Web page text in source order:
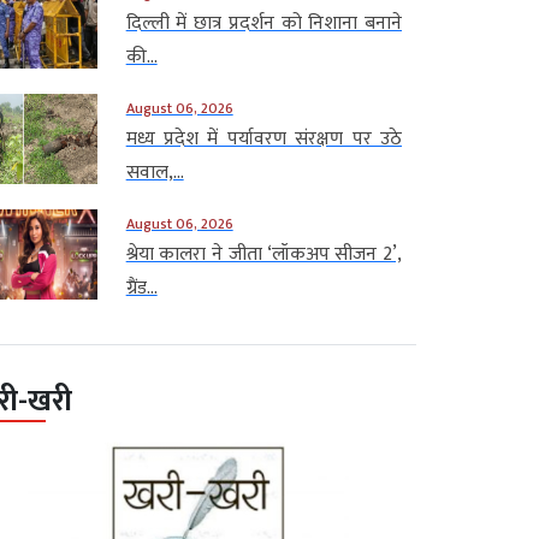
दिल्ली में छात्र प्रदर्शन को निशाना बनाने
की...
August 06, 2026
मध्य प्रदेश में पर्यावरण संरक्षण पर उठे
सवाल,...
August 06, 2026
श्रेया कालरा ने जीता ‘लॉकअप सीजन 2’,
ग्रैंड...
खरी